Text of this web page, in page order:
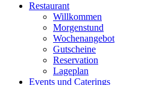
Restaurant
Willkommen
Morgenstund
Wochenangebot
Gutscheine
Reservation
Lageplan
Events und Caterings